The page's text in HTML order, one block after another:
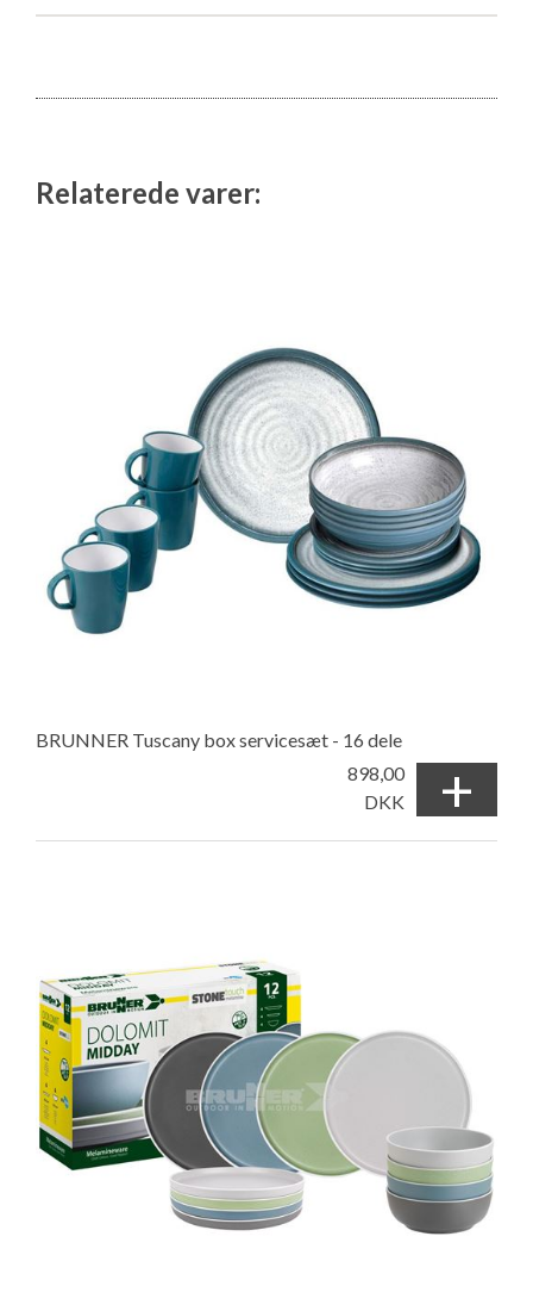
Relaterede varer:
BRUNNER Tuscany box servicesæt - 16 dele
898,00
DKK
+